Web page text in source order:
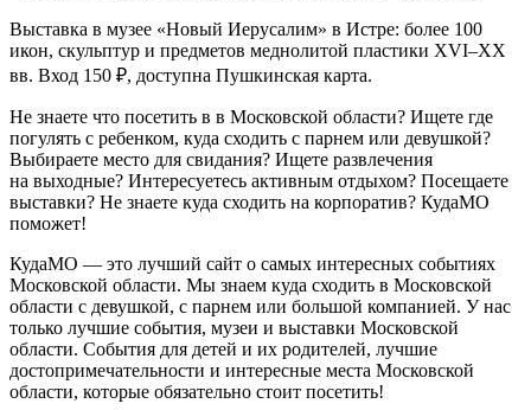
Выставка в музее «Новый Иерусалим» в Истре: более 100
икон, скульптур и предметов меднолитой пластики XVI–XX
вв. Вход 150 ₽, доступна Пушкинская карта.
Не знаете что посетить в в Московской области? Ищете где
погулять с ребенком, куда сходить с парнем или девушкой?
Выбираете место для свидания? Ищете развлечения
на выходные? Интересуетесь активным отдыхом? Посещаете
выставки? Не знаете куда сходить на корпоратив? КудаМО
поможет!
КудаМО — это лучший сайт о самых интересных событиях
Московской области. Мы знаем куда сходить в Московской
области с девушкой, с парнем или большой компанией. У нас
только лучшие события, музеи и выставки Московской
области. События для детей и их родителей, лучшие
достопримечательности и интересные места Московской
области, которые обязательно стоит посетить!